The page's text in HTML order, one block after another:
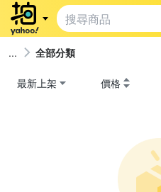
全部分類
最新上架 價格